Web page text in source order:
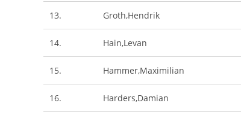
13. Groth,Hendrik
14. Hain,Levan
15. Hammer,Maximilian
16. Harders,Damian